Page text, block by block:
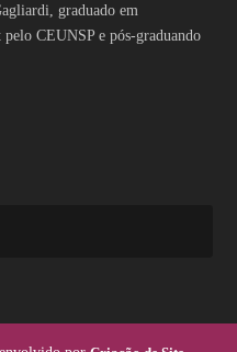
graduado em
CEUNSP e pós-graduando